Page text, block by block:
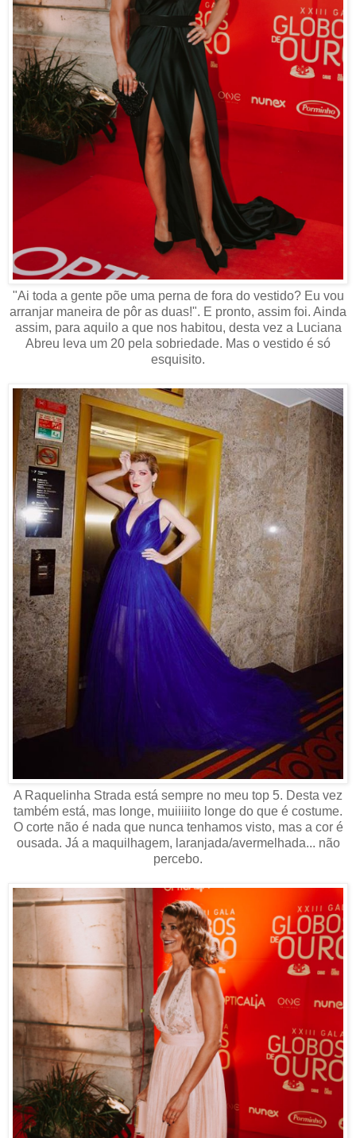
"Ai toda a gente põe uma perna de fora do vestido? Eu vou
arranjar maneira de pôr as duas!". E pronto, assim foi. Ainda
assim, para aquilo a que nos habitou, desta vez a Luciana
Abreu leva um 20 pela sobriedade. Mas o vestido é só
esquisito.
A Raquelinha Strada está sempre no meu top 5. Desta vez
também está, mas longe, muiiiiito longe do que é costume.
O corte não é nada que nunca tenhamos visto, mas a cor é
ousada. Já a maquilhagem, laranjada/avermelhada... não
percebo.